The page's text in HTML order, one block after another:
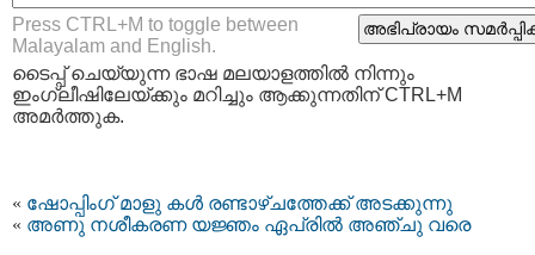
Press CTRL+M to toggle between
Malayalam and English.
ടൈപ്പ്‌ ചെയ്യുന്ന ഭാഷ മലയാളത്തില്‍ നിന്നും
ഇംഗ്ലീഷിലേയ്ക്കും മറിച്ചും ആക്കുന്നതിന് CTRL+M
അമര്‍ത്തുക.
« ഷോപ്പിംഗ് മാളു കള്‍ രണ്ടാഴ്ചത്തേക്ക് അടക്കുന്നു
« അണു നശീകരണ യജ്ഞം ഏപ്രിൽ അഞ്ചു വരെ